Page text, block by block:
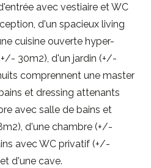
avec vestiaire et WC
d'un spacieux living
cuisine ouverte hyper-
30m2), d'un jardin (+/-
comprennent une master
et dressing attenants
avec salle de bains et
d'une chambre (+/-
avec WC privatif (+/-
d'une cave.